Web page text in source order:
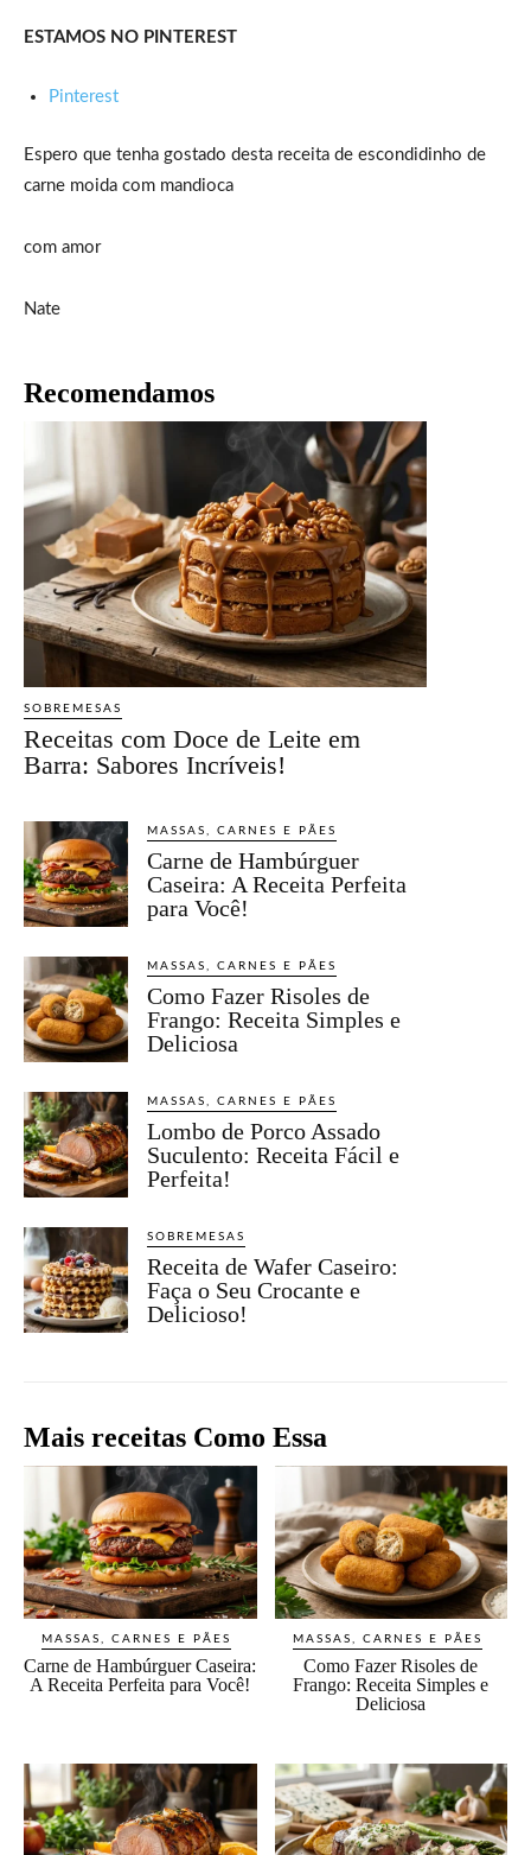
ESTAMOS NO PINTEREST
Pinterest
Espero que tenha gostado desta receita de escondidinho de
carne moida com mandioca
com amor
Nate
Recomendamos
SOBREMESAS
Receitas com Doce de Leite em
Barra: Sabores Incríveis!
MASSAS, CARNES E PÃES
Carne de Hambúrguer
Caseira: A Receita Perfeita
para Você!
MASSAS, CARNES E PÃES
Como Fazer Risoles de
Frango: Receita Simples e
Deliciosa
MASSAS, CARNES E PÃES
Lombo de Porco Assado
Suculento: Receita Fácil e
Perfeita!
SOBREMESAS
Receita de Wafer Caseiro:
Faça o Seu Crocante e
Delicioso!
Mais receitas Como Essa
MASSAS, CARNES E PÃES
Carne de Hambúrguer Caseira:
A Receita Perfeita para Você!
MASSAS, CARNES E PÃES
Como Fazer Risoles de
Frango: Receita Simples e
Deliciosa